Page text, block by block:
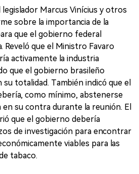
Marcus Vinícius y otros
sobre la importancia de la
que el gobierno federal
Reveló que el Ministro Favaro
activamente la industria
que el gobierno brasileño
totalidad. También indicó que el
como mínimo, abstenerse
su contra durante la reunión. El
que el gobierno debería
de investigación para encontrar
viables para las
tabaco.